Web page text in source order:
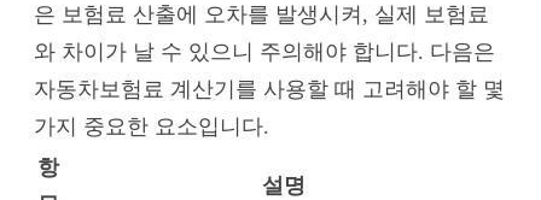
은 보험료 산출에 오차를 발생시켜, 실제 보험료
와 차이가 날 수 있으니 주의해야 합니다. 다음은
자동차보험료 계산기를 사용할 때 고려해야 할 몇
가지 중요한 요소입니다.
항
설명